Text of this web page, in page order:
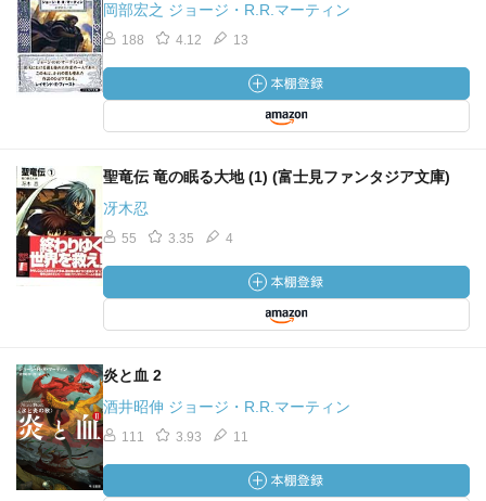
岡部宏之 ジョージ・R.R.マーティン
188 4.12 13
聖竜伝 竜の眠る大地 (1) (富士見ファンタジア文庫)
冴木忍
55 3.35 4
炎と血 2
酒井昭伸 ジョージ・R.R.マーティン
111 3.93 11